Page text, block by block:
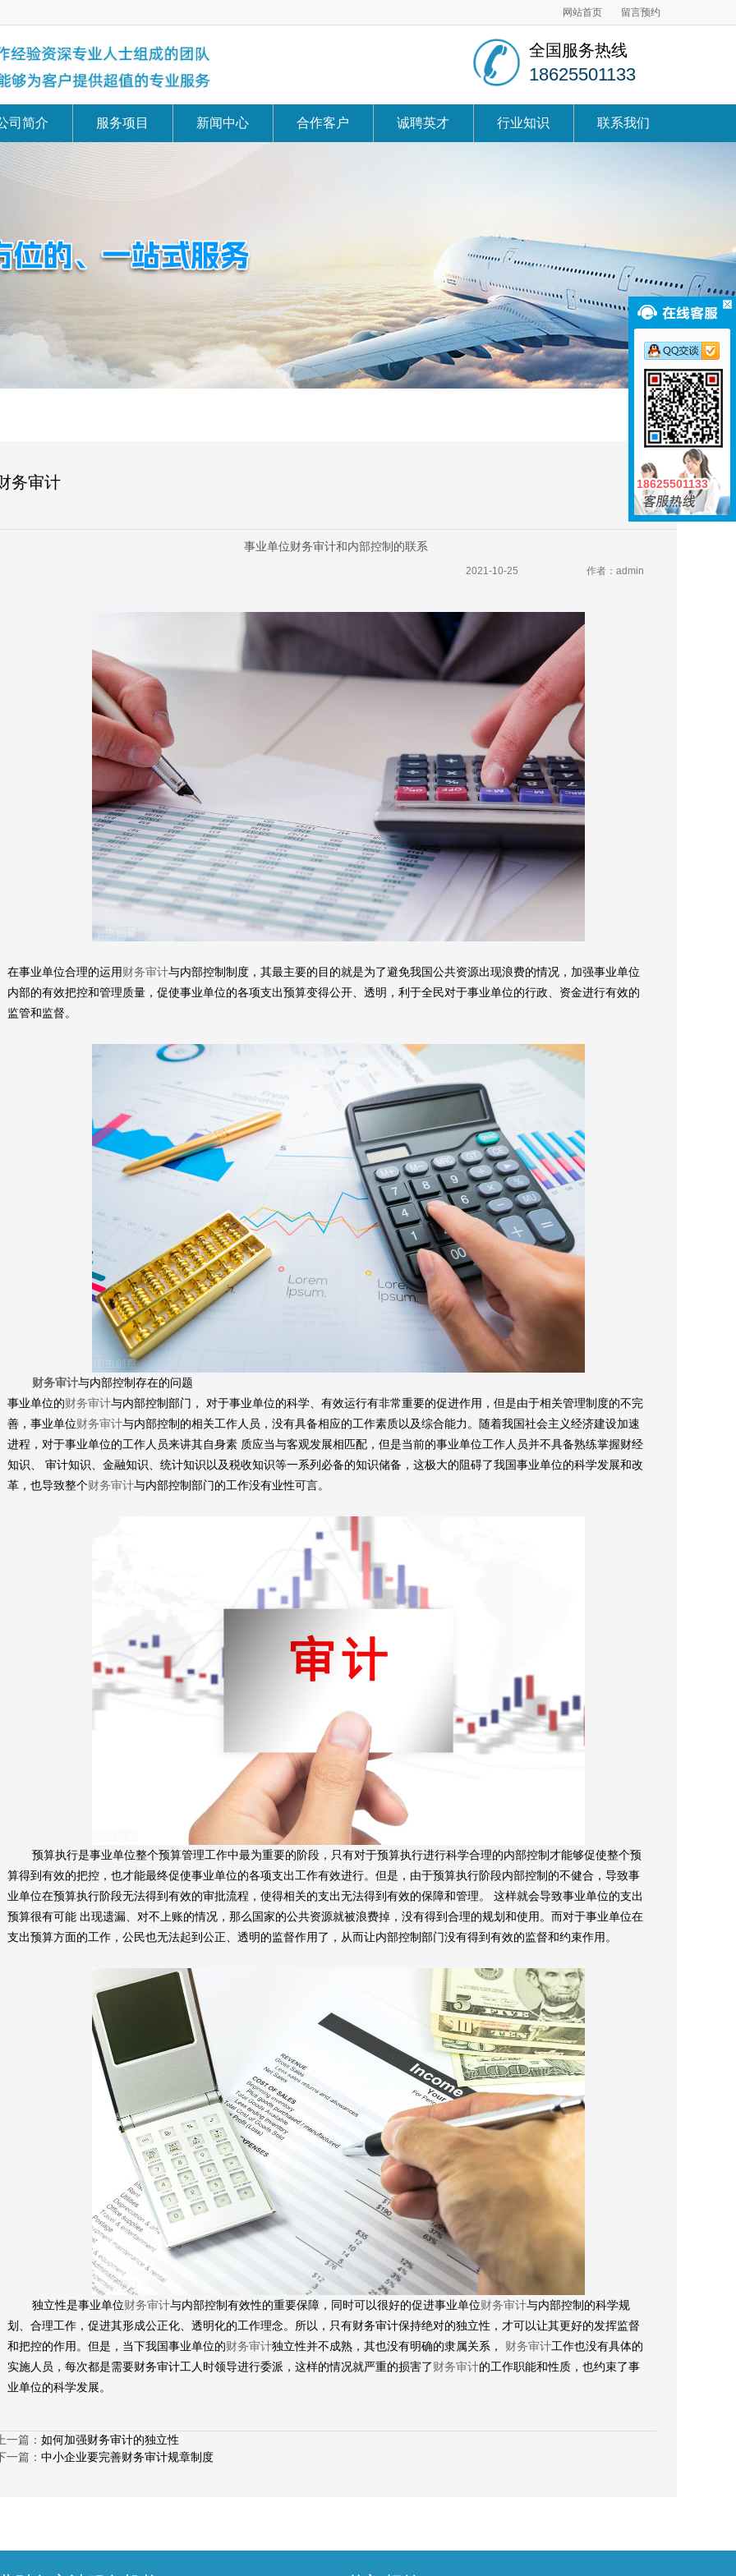
网站首页 留言预约
全国服务热线
18625501133
司简介 服务项目 新闻中心 合作客户 诚聘英才 行业知识 联系我们
务审计
事业单位财务审计和内部控制的联系
作者：admin
2021-10-25
在事业单位合理的运用财务审计与内部控制制度，其最主要的目的就是为了避免我国公共资源出现浪费的情况，加强事业单位
内部的有效把控和管理质量，促使事业单位的各项支出预算变得公开、透明，利于全民对于事业单位的行政、资金进行有效的
监管和监督。
财务审计与内部控制存在的问题
事业单位的财务审计与内部控制部门， 对于事业单位的科学、有效运行有非常重要的促进作用，但是由于相关管理制度的不完
善，事业单位财务审计与内部控制的相关工作人员，没有具备相应的工作素质以及综合能力。随着我国社会主义经济建设加速
进程，对于事业单位的工作人员来讲其自身素 质应当与客观发展相匹配，但是当前的事业单位工作人员并不具备熟练掌握财经
知识、 审计知识、金融知识、统计知识以及税收知识等一系列必备的知识储备，这极大的阻碍了我国事业单位的科学发展和改
革，也导致整个财务审计与内部控制部门的工作没有业性可言。
预算执行是事业单位整个预算管理工作中最为重要的阶段，只有对于预算执行进行科学合理的内部控制才能够促使整个预
算得到有效的把控，也才能最终促使事业单位的各项支出工作有效进行。但是，由于预算执行阶段内部控制的不健合，导致事
业单位在预算执行阶段无法得到有效的审批流程，使得相关的支出无法得到有效的保障和管理。 这样就会导致事业单位的支出
预算很有可能 出现遗漏、对不上账的情况，那么国家的公共资源就被浪费掉，没有得到合理的规划和使用。而对于事业单位在
支出预算方面的工作，公民也无法起到公正、透明的监督作用了，从而让内部控制部门没有得到有效的监督和约束作用。
独立性是事业单位财务审计与内部控制有效性的重要保障，同时可以很好的促进事业单位财务审计与内部控制的科学规
划、合理工作，促进其形成公正化、透明化的工作理念。所以，只有财务审计保持绝对的独立性，才可以让其更好的发挥监督
和把控的作用。但是，当下我国事业单位的财务审计独立性并不成熟，其也没有明确的隶属关系， 财务审计工作也没有具体的
实施人员，每次都是需要财务审计工人时领导进行委派，这样的情况就严重的损害了财务审计的工作职能和性质，也约束了事
业单位的科学发展。
一篇： 如何加强财务审计的独立性
一篇： 中小企业要完善财务审计规章制度
18625501133
18625501133